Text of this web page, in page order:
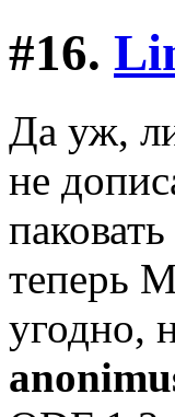
#16.
Да уж,
не
теперь
угодно,